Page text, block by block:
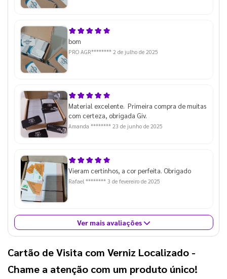
bom
PRO AGR******** 2 de julho de 2025
Material excelente. Primeira compra de muitas
com certeza, obrigada Giv.
Amanda ******** 23 de junho de 2025
Vieram certinhos, a cor perfeita. Obrigado
Rafael ******** 3 de fevereiro de 2025
Ver mais avaliações
Cartão de Visita com Verniz Localizado -
Chame a atenção com um produto único!